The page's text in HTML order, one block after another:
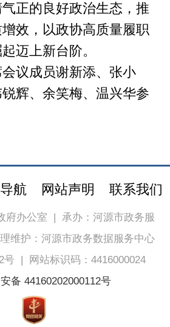
正的良好政治生态，推
效，以政协高质量履职
迈上新台阶。
成员谢新添、张小
辉、余笑梅、温兴华参
航 网站声明 联系我们
府办公室 | 承办：河源市政务服
维护：河源市政务数据服务中心
号|
网站标识码：4416000024
备 44160202000112号